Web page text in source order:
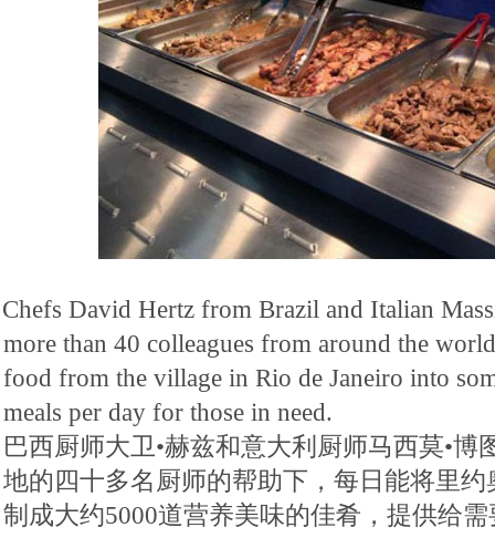
Chefs David Hertz from Brazil and Italian
more than 40 colleagues from around the
food from the village in Rio de Janeiro into
meals per day for those in need.
巴西厨师大卫•赫兹和意大利厨师马西莫•博
地的四十多名厨师的帮助下，每日能将里
制成大约5000道营养美味的佳肴，提供给